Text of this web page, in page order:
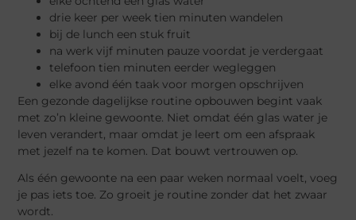
drie keer per week tien minuten wandelen
bij de lunch een stuk fruit
na werk vijf minuten pauze voordat je verdergaat
telefoon tien minuten eerder wegleggen
elke avond één taak voor morgen opschrijven
Een gezonde dagelijkse routine opbouwen begint vaak
met zo’n kleine gewoonte. Niet omdat één glas water je
leven verandert, maar omdat je leert om een afspraak
met jezelf na te komen. Dat bouwt vertrouwen op.
Als één gewoonte na een paar weken normaal voelt, voeg
je pas iets toe. Zo groeit je routine zonder dat het zwaar
wordt.